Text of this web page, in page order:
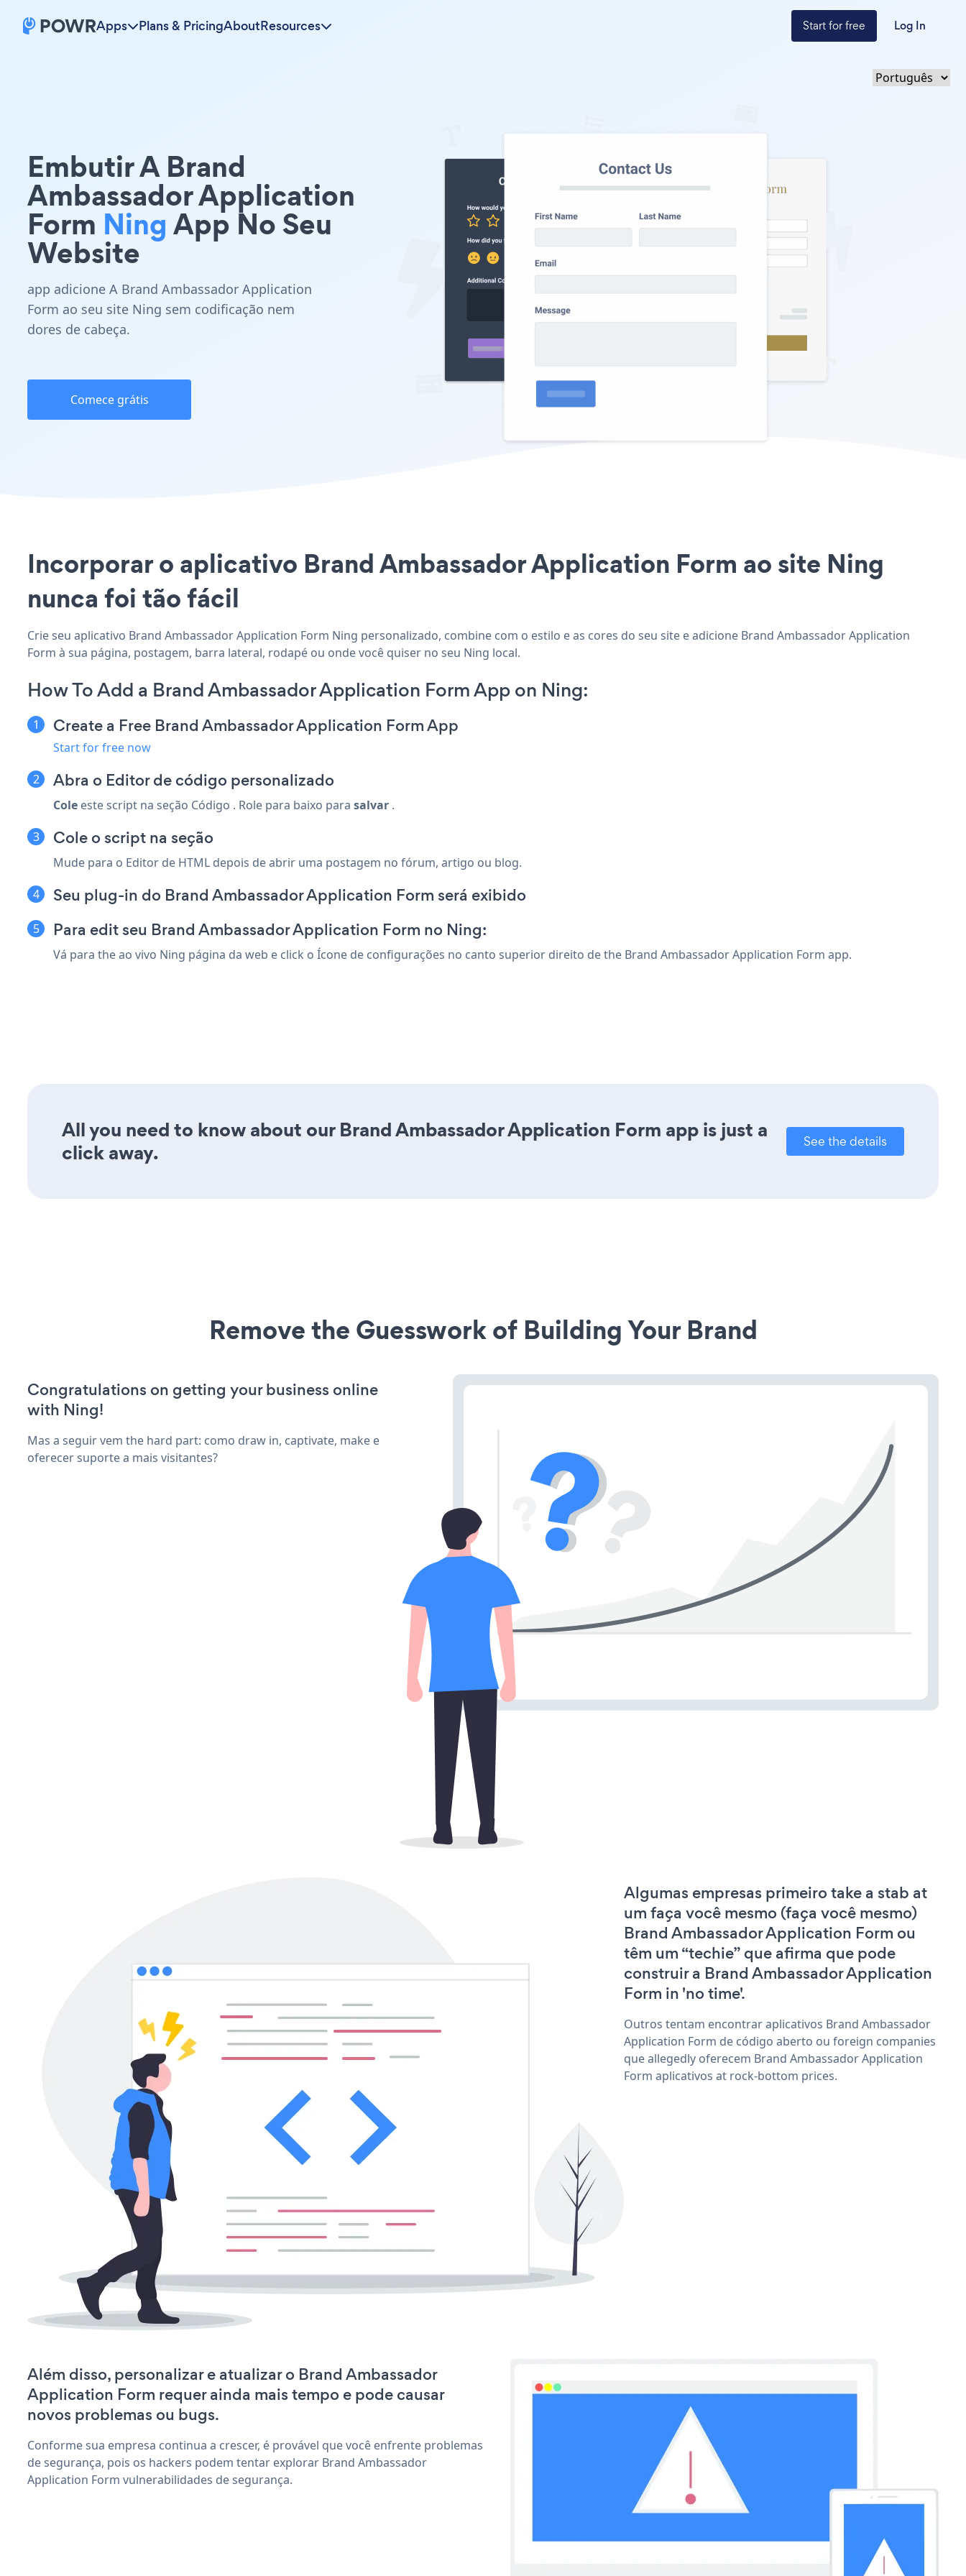
Apps Plans & PricingAboutResources Start for free Log In
Embutir A Brand
Ambassador Application
Form NingApp No Seu
Website
app adicione A Brand Ambassador Application
Form ao seu site Ning sem codificação nem
dores de cabeça.
Comece grátis
Incorporar o aplicativo Brand Ambassador Application Form ao site Ning
nunca foi tão fácil
Crie seu aplicativo Brand Ambassador Application Form Ning personalizado, combine com o estilo e as cores do seu site e adicione Brand Ambassador Application
Form à sua página, postagem, barra lateral, rodapé ou onde você quiser no seu Ning local.
How To Add a Brand Ambassador Application Form App on Ning:
Create a Free Brand Ambassador Application Form App
Start for free now
Abra o Editor de código personalizado
Cole este script na seção Código . Role para baixo para salvar .
Cole o script na seção
Mude para o Editor de HTML depois de abrir uma postagem no fórum, artigo ou blog.
Seu plug-in do Brand Ambassador Application Form será exibido
Para edit seu Brand Ambassador Application Form no Ning:
Vá para the ao vivo Ning página da web e click o Ícone de configurações no canto superior direito de the Brand Ambassador Application Form app.
All you need to know about our Brand Ambassador Application Form app is just a
click away.
See the details
Remove the Guesswork of Building Your Brand
Congratulations on getting your business online
with Ning!
Mas a seguir vem the hard part: como draw in, captivate, make e
oferecer suporte a mais visitantes?
Algumas empresas primeiro take a stab at
um faça você mesmo (faça você mesmo)
Brand Ambassador Application Form ou
têm um “techie” que afirma que pode
construir a Brand Ambassador Application
Form in 'no time'.
Outros tentam encontrar aplicativos Brand Ambassador
Application Form de código aberto ou foreign companies
que allegedly oferecem Brand Ambassador Application
Form aplicativos at rock-bottom prices.
Além disso, personalizar e atualizar o Brand Ambassador
Application Form requer ainda mais tempo e pode causar
novos problemas ou bugs.
Conforme sua empresa continua a crescer, é provável que você enfrente problemas
de segurança, pois os hackers podem tentar explorar Brand Ambassador
Application Form vulnerabilidades de segurança.